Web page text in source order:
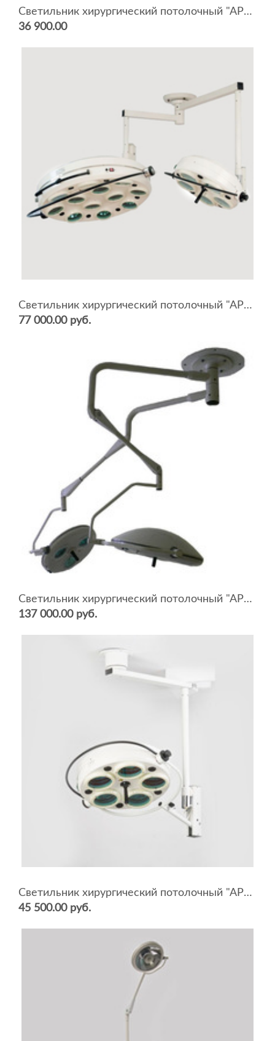
Светильник хирургический потолочный "АРМЕД" L739 (9 ламп)
36 900.00
Светильник хирургический потолочный "АРМЕД" ZMD (5+12 ламп)
77 000.00 руб.
Светильник хирургический потолочный "АРМЕД" L2000
137 000.00 руб.
Светильник хирургический потолочный "АРМЕД" L735 (5 ламп)
45 500.00 руб.